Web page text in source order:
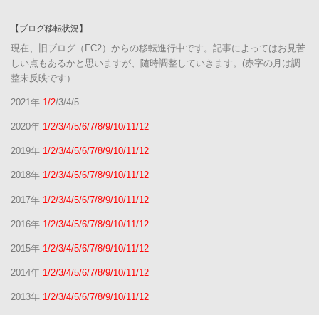
【ブログ移転状況】
現在、旧ブログ（FC2）からの移転進行中です。記事によってはお見苦
しい点もあるかと思いますが、随時調整していきます。(赤字の月は調
整未反映です）
2021年 1/2/3/4/5
2020年 1/2/3/4/5/6/7/8/9/10/11/12
2019年 1/2/3/4/5/6/7/8/9/10/11/12
2018年 1/2/3/4/5/6/7/8/9/10/11/12
2017年 1/2/3/4/5/6/7/8/9/10/11/12
2016年 1/2/3/4/5/6/7/8/9/10/11/12
2015年 1/2/3/4/5/6/7/8/9/10/11/12
2014年 1/2/3/4/5/6/7/8/9/10/11/12
2013年 1/2/3/4/5/6/7/8/9/10/11/12